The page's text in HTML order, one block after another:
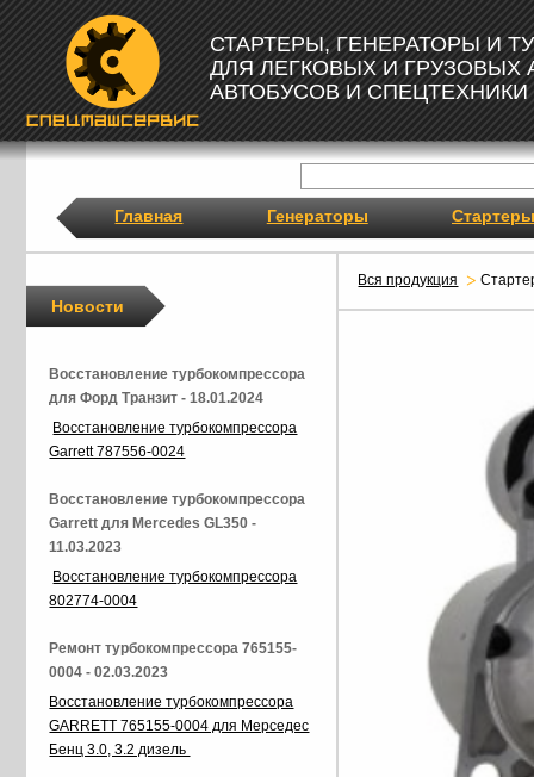
СТАРТЕРЫ, ГЕНЕРАТОРЫ И
ДЛЯ ЛЕГКОВЫХ И ГРУЗОВЫХ
АВТОБУСОВ И СПЕЦТЕХНИКИ
Главная Генераторы Стартеры
Вся продукция
Новости
Восстановление турбокомпрессора
для Форд Транзит - 18.01.2024
Восстановление турбокомпрессора
Garrett 787556-0024
Восстановление турбокомпрессора
Garrett для Mercedes GL350 -
11.03.2023
Восстановление турбокомпрессора
802774-0004
Ремонт турбокомпрессора 765155-
0004 - 02.03.2023
Восстановление турбокомпрессора
GARRETT 765155-0004 для Мерседес
Бенц 3.0, 3.2 дизель